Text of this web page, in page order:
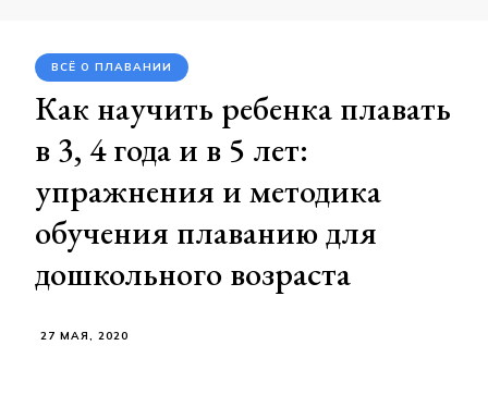
ВСЁ О ПЛАВАНИИ
Как научить ребенка плавать
в 3, 4 года и в 5 лет:
упражнения и методика
обучения плаванию для
дошкольного возраста
27 МАЯ, 2020